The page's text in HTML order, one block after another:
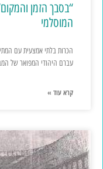
“בסבך הזמן
המוסלמי
הכרות בלתי אמצעית עם
עברם היהודי המפואר של
קרא עוד »